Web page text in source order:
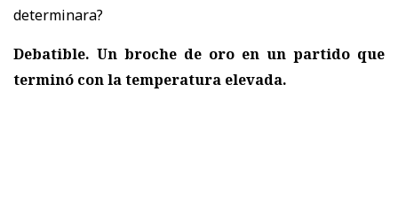
determinara?
Debatible. Un broche de oro en un partido que
terminó con la temperatura elevada.